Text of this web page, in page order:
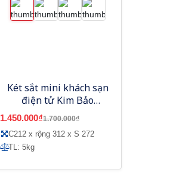
Két sắt mini khách sạn
điện tử Kim Bảo
KBE212
1.450.000₫1.700.000₫
C212 x rộng 312 x S 272
TL: 5kg